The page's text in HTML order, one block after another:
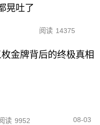
晃吐了
阅读 14375
金牌背后的终极真相
读 9952 08-03